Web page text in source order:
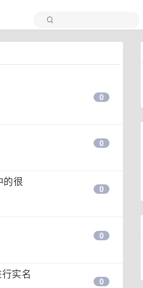
0
0
的很
0
0
实名
0